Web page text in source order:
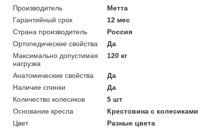
Производитель
Метта
Гарантийный срок
12 мес
Страна производитель
Россия
Ортопедические свойства
Да
Максимально допустимая
нагрузка
120 кг
Анатомические свойства
Да
Наличие спинки
Да
Количество колесиков
5 шт
Основание кресла
Крестовина с колесиками
Цвет
Разные цвета